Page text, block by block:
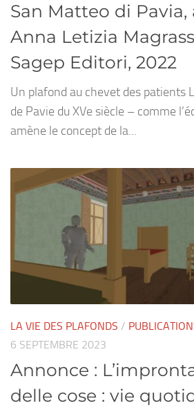
San Matteo di Pavia,
Anna Letizia
Sagep Editori, 2022
Un plafond au chevet des patients
de Pavie du XVe siècle – comme
amène le concept de la...
LA VIE DES PLAFONDS /
6 SEPTEMBRE 2023
Annonce :
delle cose : vie